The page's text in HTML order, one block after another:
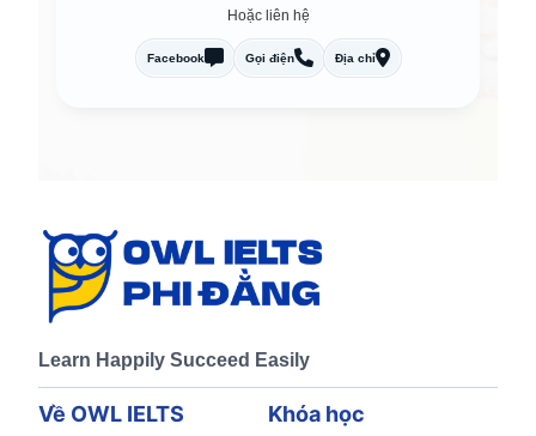
Hoặc liên hệ
Facebook Gọi điện Địa chỉ
Learn Happily Succeed Easily
Về OWL IELTS Khóa học